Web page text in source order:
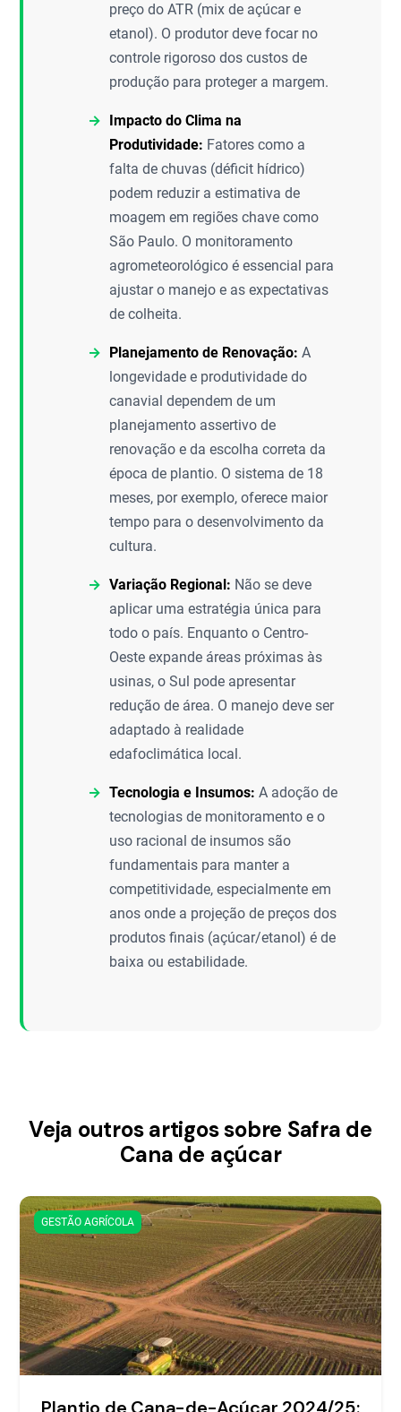
preço do ATR (mix de açúcar e
etanol). O produtor deve focar no
controle rigoroso dos custos de
produção para proteger a margem.
Impacto do Clima na
Produtividade: Fatores como a
falta de chuvas (déficit hídrico)
podem reduzir a estimativa de
moagem em regiões chave como
São Paulo. O monitoramento
agrometeorológico é essencial para
ajustar o manejo e as expectativas
de colheita.
Planejamento de Renovação: A
longevidade e produtividade do
canavial dependem de um
planejamento assertivo de
renovação e da escolha correta da
época de plantio. O sistema de 18
meses, por exemplo, oferece maior
tempo para o desenvolvimento da
cultura.
Variação Regional: Não se deve
aplicar uma estratégia única para
todo o país. Enquanto o Centro-
Oeste expande áreas próximas às
usinas, o Sul pode apresentar
redução de área. O manejo deve ser
adaptado à realidade
edafoclimática local.
Tecnologia e Insumos: A adoção de
tecnologias de monitoramento e o
uso racional de insumos são
fundamentais para manter a
competitividade, especialmente em
anos onde a projeção de preços dos
produtos finais (açúcar/etanol) é de
baixa ou estabilidade.
Veja outros artigos sobre Safra de
Cana de açúcar
GESTÃO AGRÍCOLA